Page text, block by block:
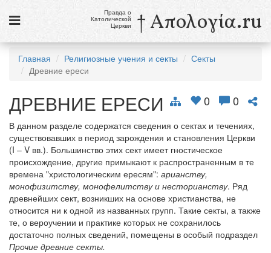
Новости
Католики в России
Галерея
Викторины
Ссылки
Религиозные учения и секты, справочник
9 августа
Св. Тереза Бенедикта Креста, дева и мученица
Правда о
Католической
Церкви † Απολογία.ru
Главная Религиозные учения и секты
Секты
Древние ереси
0 0
ДРЕВНИЕ ЕРЕСИ
В данном разделе содержатся сведения о сектах и течениях,
существовавших в период зарождения и становления Церкви
(I – V вв.). Большинство этих сект имеет гностическое
происхождение, другие примыкают к распространенным в те
времена "христологическим ересям": арианству,
монофизитству, монофелитству и несторианству. Ряд
древнейших сект, возникших на основе христианства, не
относится ни к одной из названных групп. Такие секты, а также
те, о вероучении и практике которых не сохранилось
достаточно полных сведений, помещены в особый подраздел
Прочие древние секты.